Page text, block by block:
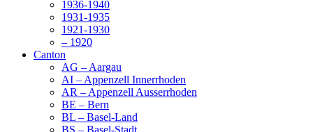
1936-1940
1931-1935
1921-1930
– 1920
Canton
AG – Aargau
AI – Appenzell Innerrhoden
AR – Appenzell Ausserrhoden
BE – Bern
BL – Basel-Land
BS – Basel-Stadt